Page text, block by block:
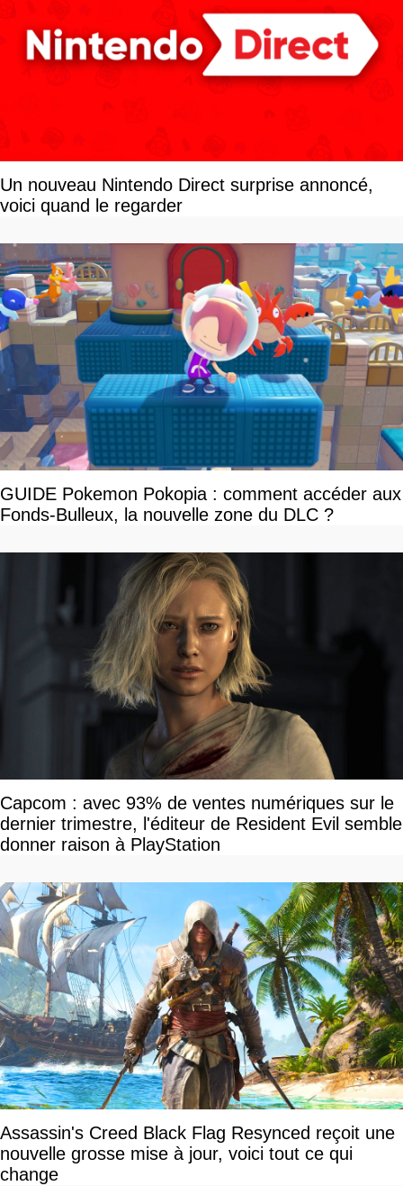
Un nouveau Nintendo Direct surprise annoncé,
voici quand le regarder
GUIDE Pokemon Pokopia : comment accéder aux
Fonds-Bulleux, la nouvelle zone du DLC ?
Capcom : avec 93% de ventes numériques sur le
dernier trimestre, l'éditeur de Resident Evil semble
donner raison à PlayStation
Assassin's Creed Black Flag Resynced reçoit une
nouvelle grosse mise à jour, voici tout ce qui
change